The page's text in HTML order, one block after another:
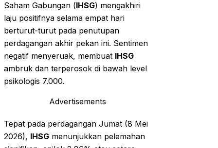
Saham Gabungan (IHSG) mengakhiri
laju positifnya selama empat hari
berturut-turut pada penutupan
perdagangan akhir pekan ini. Sentimen
negatif menyeruak, membuat IHSG
ambruk dan terperosok di bawah level
psikologis 7.000.
Advertisements
Tepat pada perdagangan Jumat (8 Mei
2026), IHSG menunjukkan pelemahan